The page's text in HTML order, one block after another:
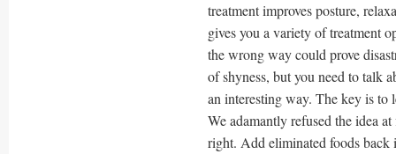
treatment improves posture,
gives you a variety of treatment
the wrong way could prove
of shyness, but you need to talk
an interesting way. The key is to
We adamantly refused the idea
right. Add eliminated foods back